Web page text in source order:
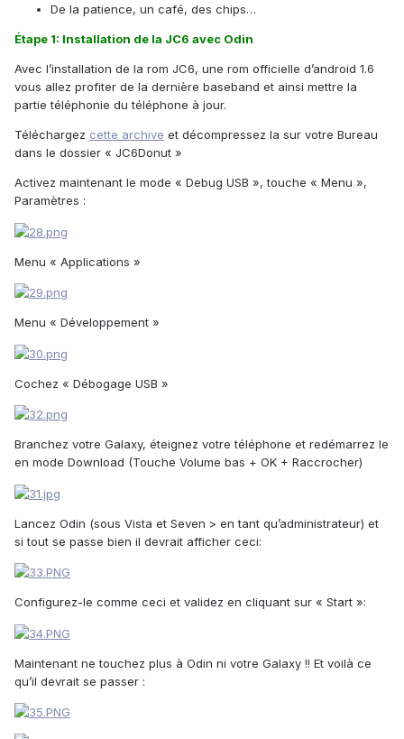
De la patience, un café, des chips…
Étape 1: Installation de la JC6 avec Odin
Avec l’installation de la rom JC6, une rom officielle d’android 1.6
vous allez profiter de la dernière baseband et ainsi mettre la
partie téléphonie du téléphone à jour.
Téléchargez cette archive et décompressez la sur votre Bureau
dans le dossier « JC6Donut »
Activez maintenant le mode « Debug USB », touche « Menu »,
Paramètres :
Menu « Applications »
Menu « Développement »
Cochez « Débogage USB »
Branchez votre Galaxy, éteignez votre téléphone et redémarrez le
en mode Download (Touche Volume bas + OK + Raccrocher)
Lancez Odin (sous Vista et Seven > en tant qu’administrateur) et
si tout se passe bien il devrait afficher ceci:
Configurez-le comme ceci et validez en cliquant sur « Start »:
Maintenant ne touchez plus à Odin ni votre Galaxy !! Et voilà ce
qu’il devrait se passer :